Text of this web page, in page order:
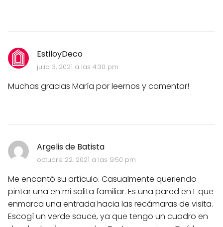
EstiloyDeco
julio 3, 2021 a las 4:30 pm
Muchas gracias María por leernos y comentar!
Argelis de Batista
octubre 22, 2021 a las 9:50 pm
Me encantó su artículo. Casualmente queriendo
pintar una en mi salita familiar. Es una pared en L que
enmarca una entrada hacia las recámaras de visita.
Escogí un verde sauce, ya que tengo un cuadro en